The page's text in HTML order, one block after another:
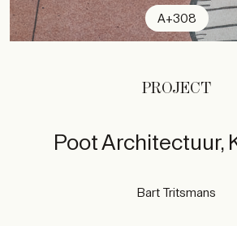
A+308
PROJECT
Poot Architectuur,
Bart Tritsmans